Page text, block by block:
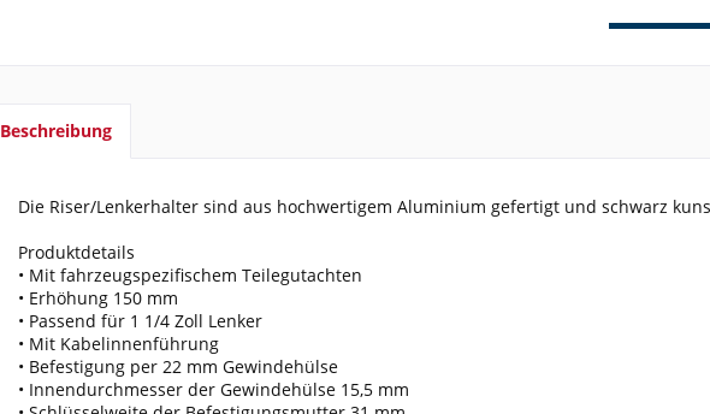
Beschreibung
Die Riser/Lenkerhalter sind aus hochwertigem Aluminium gefertigt und schwarz
Produktdetails
• Mit fahrzeugspezifischem Teilegutachten
• Erhöhung 150 mm
• Passend für 1 1/4 Zoll Lenker
• Mit Kabelinnenführung
• Befestigung per 22 mm Gewindehülse
• Innendurchmesser der Gewindehülse 15,5 mm